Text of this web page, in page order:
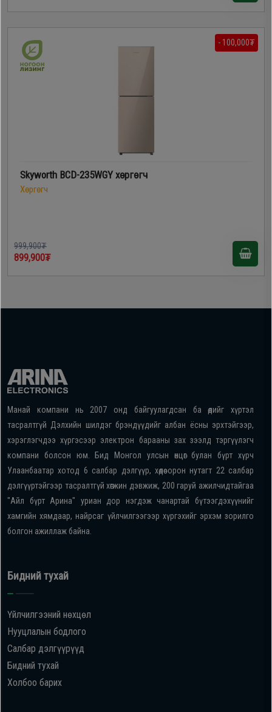
- 100,000₮
Skyworth BCD-235WGY хөргөгч
Хөргөгч
999,900₮
899,900₮
Манай компани нь 2007 онд байгуулагдсан ба өдийг хүртэл
тасралтгүй Дэлхийн шилдэг брэндүүдийг албан ёсны эрхтэйгээр,
хэрэглэгчдээ хүргэсээр электрон барааны зах зээлд тэргүүлэгч
компани болсон юм. Бид Монгол улсын өнцөг булан бүрт хүрч
Улаанбаатар хотод 6 салбар дэлгүүр, хөдөө орон нутагт 22 салбар
дэлгүүртэйгээр тасралтгүй хөгжин дэвжиж, 200 гаруй ажилчидтайгаа
"Айл бүрт Арина" уриан дор нэгдэж чанартай бүтээгдэхүүнийг
хамгийн хямдаар, найрсаг үйлчилгээгээр хүргэхийг эрхэм зорилго
болгон ажиллаж байна.
Бидний тухай
Үйлчилгээний нөхцөл
Нууцлалын бодлого
Салбар дэлгүүрүүд
Бидний тухай
Холбоо барих